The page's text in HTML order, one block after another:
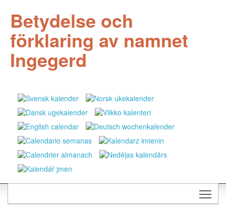
Betydelse och
förklaring av namnet
Ingegerd